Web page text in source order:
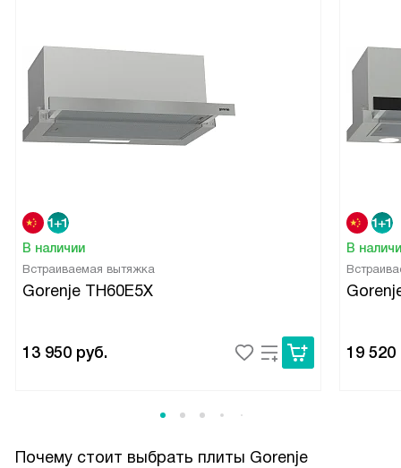
В наличии
Встраиваемая вытяжка
Gorenje TH60E5X
13 950 руб.
В
19 520
Почему стоит выбрать плиты Gorenje